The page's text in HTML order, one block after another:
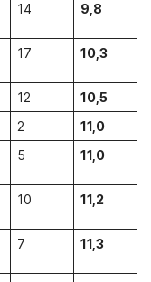
14 9,8
17 10,3
12
10,5
2
11,0
5 11,0
10 11,2
7 11,3